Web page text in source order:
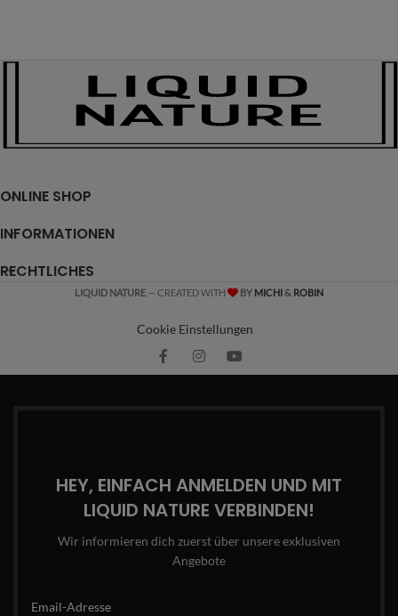
ONLINE SHOP
INFORMATIONEN
RECHTLICHES
LIQUID NATURE — CREATED WITH BY MICHI& ROBIN
Cookie Einstellungen
HEY, EINFACH ANMELDEN UND MIT
LIQUID NATURE VERBINDEN!
Wir informieren dich zuerst über unsere exklusiven
Angebote
Email-Adresse